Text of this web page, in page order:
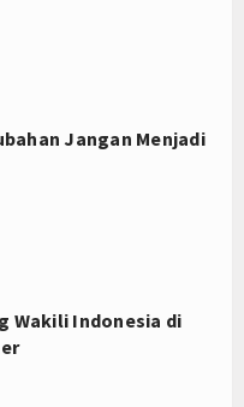
Jangan Menjadi
Wakili Indonesia di